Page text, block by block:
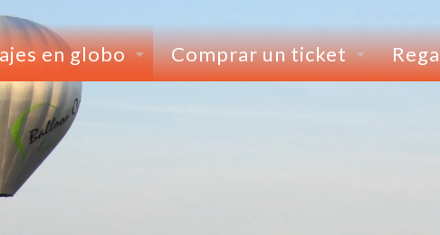
en globo Comprar un ticket